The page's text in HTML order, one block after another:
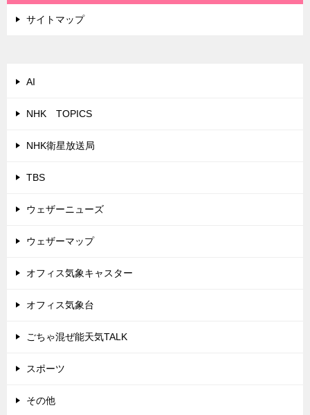
サイトマップ
AI
NHK TOPICS
NHK衛星放送局
TBS
ウェザーニューズ
ウェザーマップ
オフィス気象キャスター
オフィス気象台
ごちゃ混ぜ能天気TALK
スポーツ
その他